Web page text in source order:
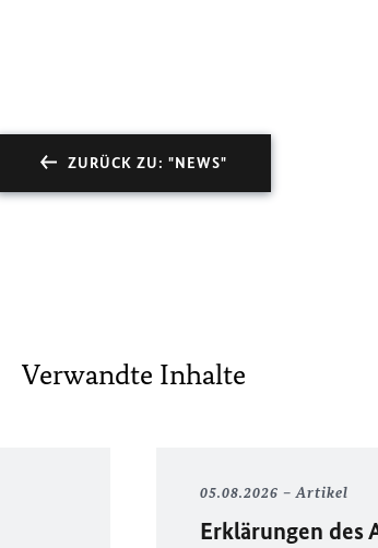
ZURÜCK ZU: "NEWS"
Verwandte Inhalte
05.08.2026 Artikel
Erklärungen des